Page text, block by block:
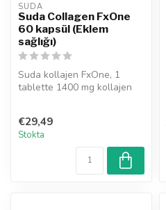
SUDA
Suda Collagen FxOne
60 kapsül (Eklem
sağlığı)
Suda kollajen FxOne, 1
tablette 1400 mg kollajen
€29,49
Stokta